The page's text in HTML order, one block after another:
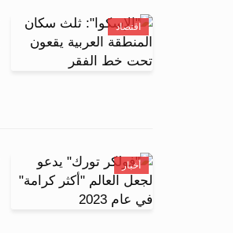
اقتصاد
أخبار